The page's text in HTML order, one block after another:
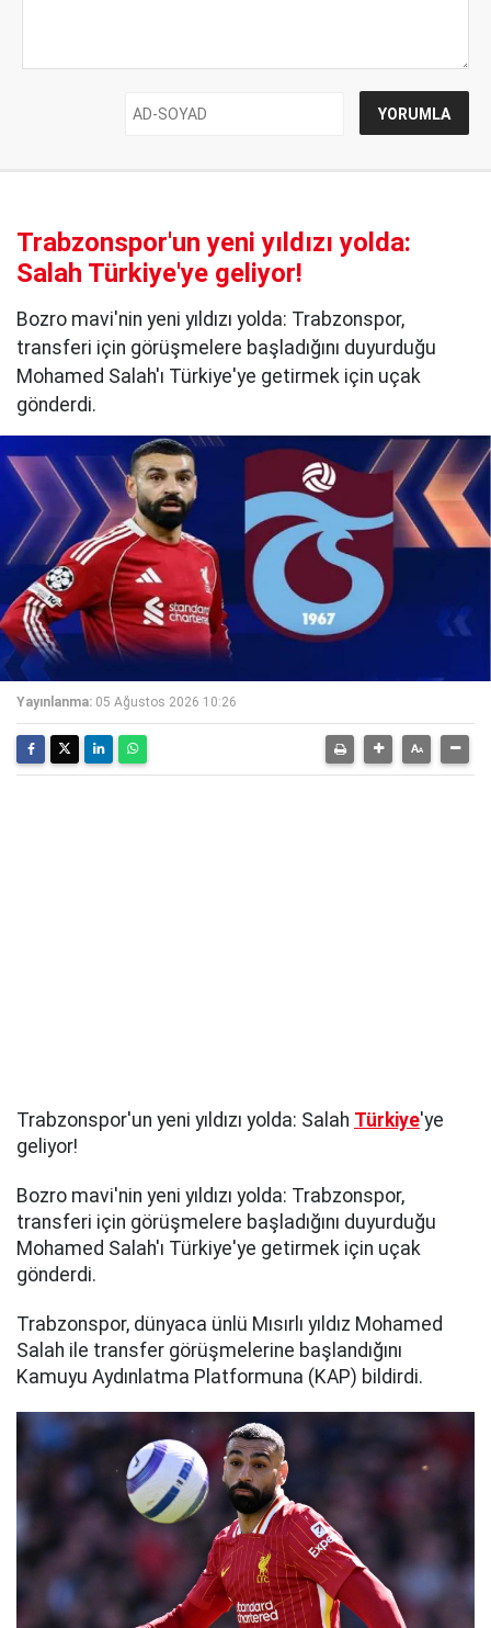
Trabzonspor'un yeni yıldızı yolda:
Salah Türkiye'ye geliyor!
Bozro mavi'nin yeni yıldızı yolda: Trabzonspor,
transferi için görüşmelere başladığını duyurduğu
Mohamed Salah'ı Türkiye'ye getirmek için uçak
gönderdi.
Yayınlanma: 05 Ağustos 2026 10:26
Trabzonspor'un yeni yıldızı yolda: Salah Türkiye'ye
geliyor!
Bozro mavi'nin yeni yıldızı yolda: Trabzonspor,
transferi için görüşmelere başladığını duyurduğu
Mohamed Salah'ı Türkiye'ye getirmek için uçak
gönderdi.
Trabzonspor, dünyaca ünlü Mısırlı yıldız Mohamed
Salah ile transfer görüşmelerine başlandığını
Kamuyu Aydınlatma Platformuna (KAP) bildirdi.